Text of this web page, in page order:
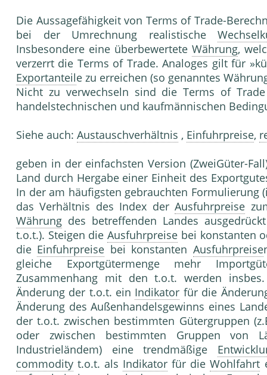
Die Aussagefähigkeit von Terms of Trade-
bei der Umrechnung realistische
Insbesondere eine überbewertete Währung,
verzerrt die Terms of Trade. Analoges gilt für
Exportanteile zu erreichen (so genanntes
Nicht zu verwechseln sind die Terms of
handelstechnischen und kaufmännischen
Siehe auch: Austauschverhältnis , Einfuhrpreise,
geben in der einfachsten Version (ZweiGüter-
Land durch Hergabe einer Einheit des
In der am häufigsten gebrauchten Formulierung
das Verhältnis des Index derAusfuhrpreise
Währung des betreffenden Landes
t.o.t.). Steigen dieAusfuhrpreise bei konstanten
die Einfuhrpreise bei konstanten Ausfuhrpreise
gleiche Exportgütermenge mehr
Zusammenhang mit den t.o.t. werden
Änderung der t.o.t. ein Indikator für die
Änderung des Außenhandelsgewinns eines
der t.o.t. zwischen bestimmten Gütergruppen
oder zwischen bestimmten Gruppen von
Industrieländem) eine trendmäßige
commodity t.o.t. als Indikator für dieWohlfahrt